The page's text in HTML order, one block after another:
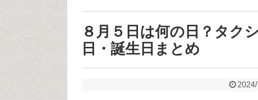
８月５日は何の日？タク
日・誕生日まとめ